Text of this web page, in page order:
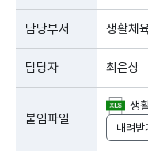
담당부서 생활체
담당자 최은상
붙임파일
생
내려받